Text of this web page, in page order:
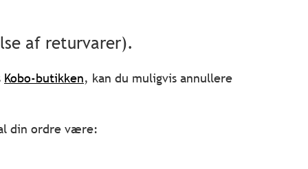
af returvarer).
Kobo-butikken, kan du muligvis annullere
din ordre være: